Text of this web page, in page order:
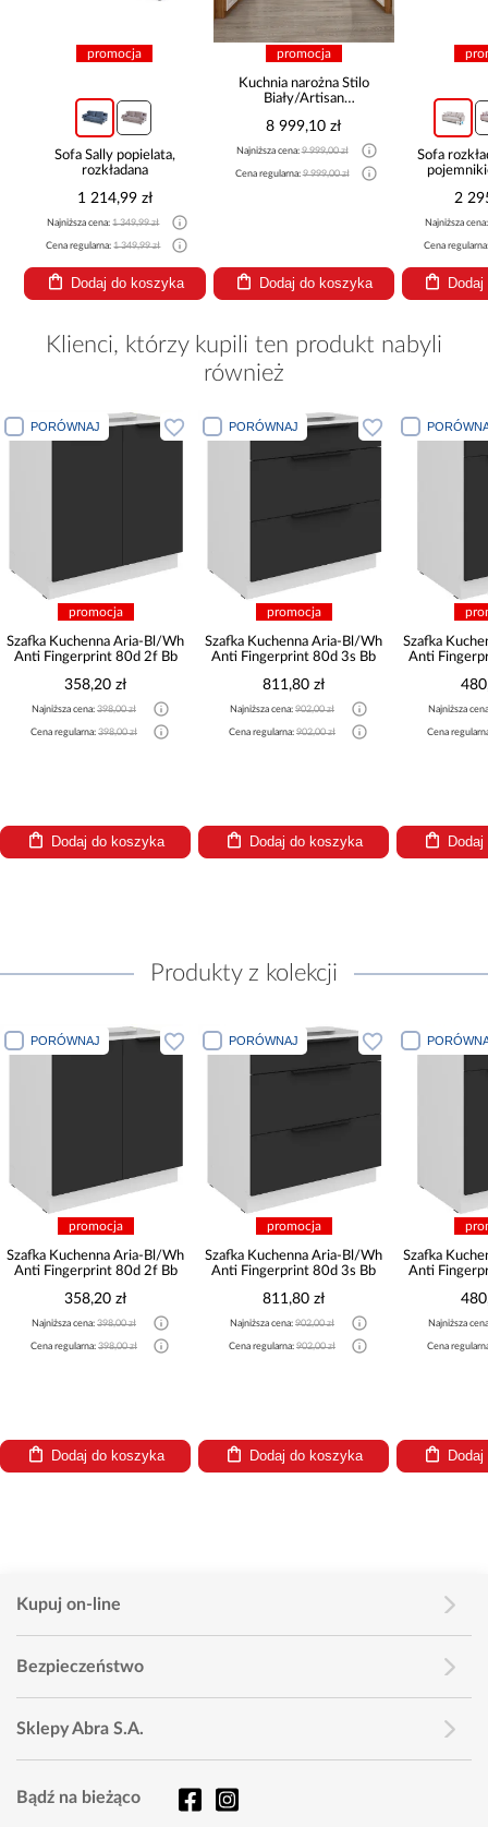
promocja
Sofa Sally popielata,
rozkładana
1 214,99 zł
Najniższa cena:1 349,99 zł
Cena regularna:1 349,99 zł
Dodaj do koszyka
promocja
Kuchnia narożna Stilo
Biały/Artisan
8 999,10 zł
Najniższa cena:9 999,00 zł
Cena regularna:9 999,00 zł
Dodaj do koszyka
Sofa
2
Najniższa
Cena
Klienci, którzy kupili ten produkt nabyli
również
PORÓWNAJ
promocja
Szafka Kuchenna Aria-Bl/Wh
Anti Fingerprint 80d 2f Bb
358,20 zł
Najniższa cena: 398,00 zł
Cena regularna: 398,00 zł
Dodaj do koszyka
PORÓWNAJ
promocja
Szafka Kuchenna Aria-Bl/Wh
Anti Fingerprint 80d 3s Bb
811,80 zł
Najniższa cena: 902,00 zł
Cena regularna: 902,00 zł
Dodaj do koszyka
Szafka
Anti
Najniższa
Cena
Produkty z kolekcji
PORÓWNAJ
promocja
Szafka Kuchenna Aria-Bl/Wh
Anti Fingerprint 80d 2f Bb
358,20 zł
Najniższa cena: 398,00 zł
Cena regularna: 398,00 zł
Dodaj do koszyka
PORÓWNAJ
promocja
Szafka Kuchenna Aria-Bl/Wh
Anti Fingerprint 80d 3s Bb
811,80 zł
Najniższa cena: 902,00 zł
Cena regularna: 902,00 zł
Dodaj do koszyka
Szafka
Anti
Najniższa
Cena
Kupuj on-line
Bezpieczeństwo
Sklepy Abra S.A.
Bądź na bieżąco